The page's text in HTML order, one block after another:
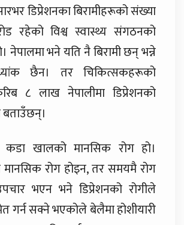
डिप्रेशनका बिरामीहरूको संख्या
रहेको विश्व स्वास्थ्य संगठनको
नेपालमा भने यति नै बिरामी छन् भन्ने
छैन। तर चिकित्सकहरूको
८ लाख नेपालीमा डिप्रेशनको
खालको मानसिक रोग हो।
मानसिक रोग होइन, तर समयमै रोग
भएन भने डिप्रेशनको रोगीले
गर्न सक्ने भएकोले बेलैमा होशीयारी